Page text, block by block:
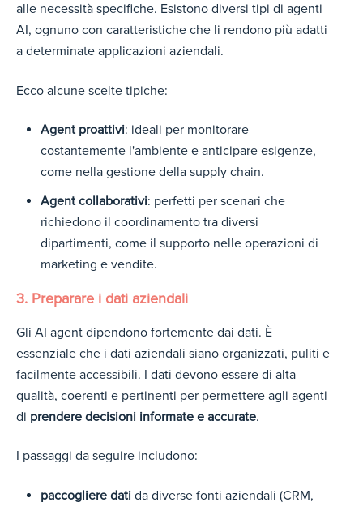
alle necessità specifiche. Esistono diversi tipi di agenti
AI, ognuno con caratteristiche che li rendono più adatti
a determinate applicazioni aziendali.
Ecco alcune scelte tipiche:
Agent proattivi: ideali per monitorare
costantemente l'ambiente e anticipare esigenze,
come nella gestione della supply chain.
Agent collaborativi: perfetti per scenari che
richiedono il coordinamento tra diversi
dipartimenti, come il supporto nelle operazioni di
marketing e vendite.
3. Preparare i dati aziendali
Gli AI agent dipendono fortemente dai dati. È
essenziale che i dati aziendali siano organizzati, puliti e
facilmente accessibili. I dati devono essere di alta
qualità, coerenti e pertinenti per permettere agli agenti
di prendere decisioni informate e accurate.
I passaggi da seguire includono:
paccogliere dati da diverse fonti aziendali (CRM,